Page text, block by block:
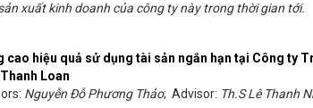
xuất kinh doanh của công ty này trong thời gian tới.
cao hiệu quả sử dụng tài sản ngắn hạn tại Công ty
Loan
Nguyễn Đỗ Phương Thảo; Advisor: Th.S Lê Thanh